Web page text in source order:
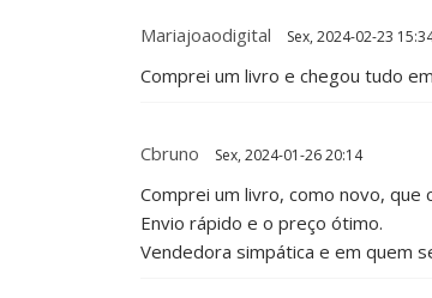
Mariajoaodigital Sex, 2024-02-23
Comprei um livro e chegou tudo
Cbruno Sex, 2024-01-26 20:14
Comprei um livro, como novo,
Envio rápido e o preço ótimo.
Vendedora simpática e em quem